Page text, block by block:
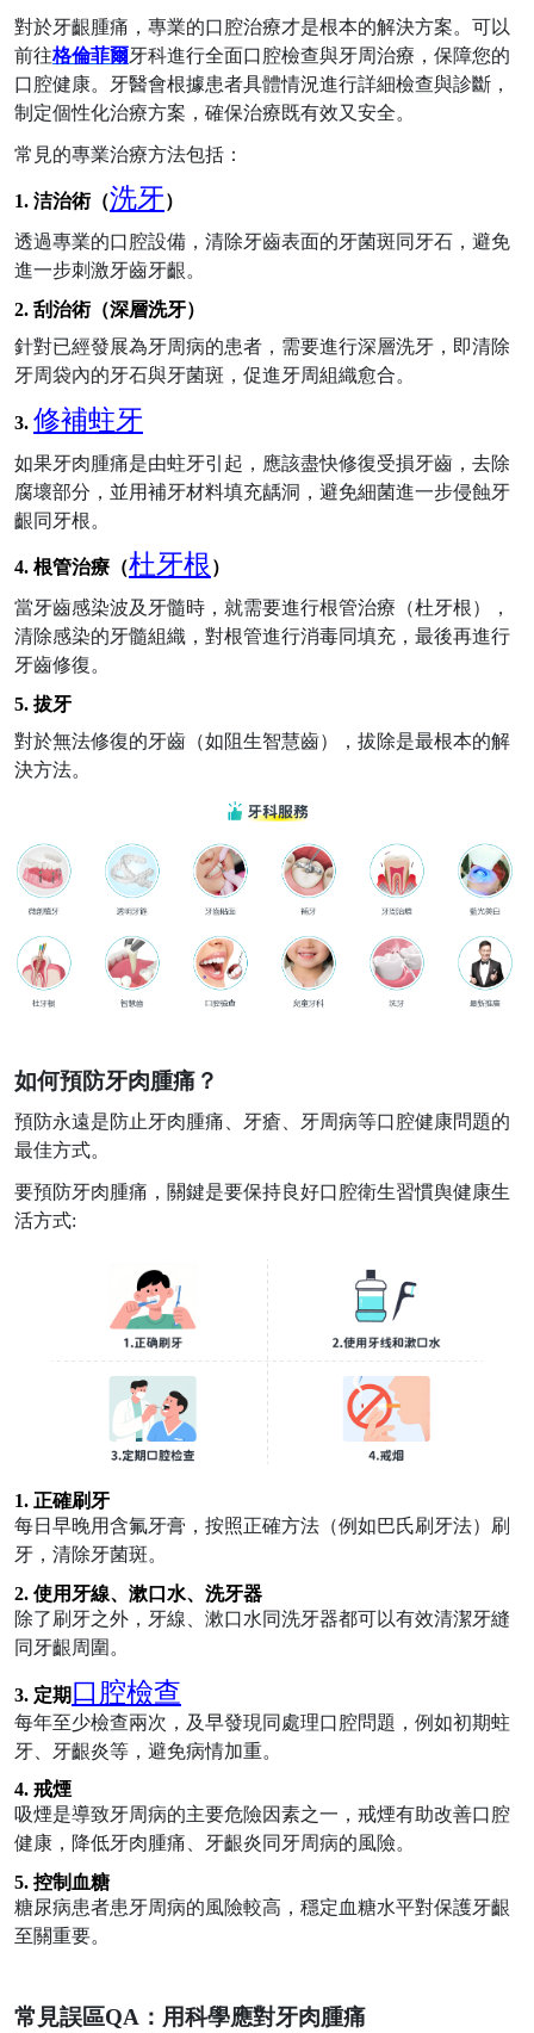
對於牙齦腫痛，專業的口腔治療才是根本的解決方案。可以
前往格倫菲爾牙科進行全面口腔檢查與牙周治療，保障您的
口腔健康。牙醫會根據患者具體情況進行詳細檢查與診斷，
制定個性化治療方案，確保治療既有效又安全。
常見的專業治療方法包括：
1. 洁治術（洗牙）
透過專業的口腔設備，清除牙齒表面的牙菌斑同牙石，避免
進一步刺激牙齒牙齦。
2. 刮治術（深層洗牙）
針對已經發展為牙周病的患者，需要進行深層洗牙 ，即清除
牙周袋內的牙石與牙菌斑，促進牙周組織愈合。
3. 修補蛀牙
如果牙肉腫痛是由蛀牙引起，應該盡快修復受損牙齒，去除
腐壞部分，並用補牙材料填充龋洞，避免細菌進一步侵蝕牙
齦同牙根。
4. 根管治療（杜牙根 ）
當牙齒感染波及牙髓時，就需要進行根管治療 （杜牙根）
，
清除感染的牙髓組織，對根管進行消毒同填充，最後再進行
牙齒修復。
5. 拔牙
對於無法修復的牙齒（如阻生智慧齒），拔除是最根本的解
決方法。
如何預防牙肉腫痛？
預防永遠是防止 牙肉腫痛、牙瘡、牙周病等口腔健康問題的
最佳方式。
要預防牙肉腫痛，關鍵是要保持良好口腔衛生習慣舆健康生
活方式:
1. 正確刷牙
每日早晚用含氟牙膏，按照正確方法（例如巴氏刷牙法）刷
牙，清除牙菌斑。
2. 使用牙線、漱口水、洗牙器
除了刷牙之外，牙線、漱口水同洗牙器都可以有效清潔牙縫
同牙齦周圍。
3. 定期 口腔檢查
每年至少檢查兩次，及早發現同處理口腔問題，例如初期蛀
牙、牙齦炎等，避免病情加重。
4. 戒煙
吸煙是導致牙周病的主要危險因素之一，戒煙有助改善口腔
健康，降低牙肉腫痛、牙齦炎同牙周病的風險。
5. 控制血糖
糖尿病患者患牙周病的風險較高，穩定血糖水平對保護牙齦
至關重要。
常見誤區QA ：用科學應對牙肉腫痛